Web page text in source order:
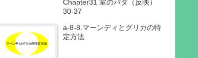
Chapter31 室のパダ（反映）
30-37
a-8-8.マーンディとグリカの特
定方法